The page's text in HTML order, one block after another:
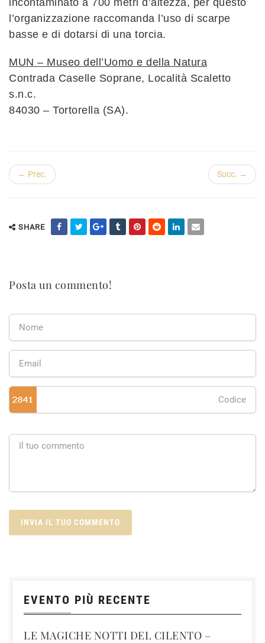
l’organizzazione raccomanda l’uso di scarpe
basse e di dotarsi di una torcia.
MUN – Museo dell’Uomo e della Natura
Contrada Caselle Soprane, Località Scaletto
s.n.c.
84030 – Tortorella (SA).
← Prec. Succ. →
SHARE
Posta un commento!
EVENTO PIÙ RECENTE
LE MAGICHE NOTTI DEL CILENTO –